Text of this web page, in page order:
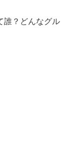
誰？どんなグル